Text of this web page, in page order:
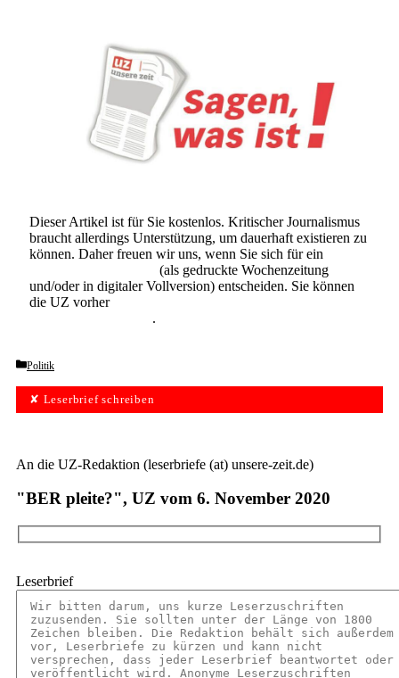
Dieser Artikel ist für Sie kostenlos. Kritischer Journalismus
braucht allerdings Unterstützung, um dauerhaft existieren zu
können. Daher freuen wir uns, wenn Sie sich für ein
(als gedruckte Wochenzeitung
und/oder in digitaler Vollversion) entscheiden. Sie können
die UZ vorher
.
Categories
Politik
✘ Leserbrief schreiben
An die UZ-Redaktion (leserbriefe (at) unsere-zeit.de)
"BER pleite?", UZ vom 6. November 2020
Leserbrief